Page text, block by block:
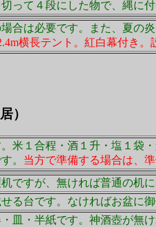
って４段にした物で、縄に付
合は必要です。また、夏の
横長テント。紅白幕付き
）
米１合程・酒１升・塩１袋
。 当方で準備する場合は、
ですが、無ければ普通の机
る台です。なければお盆に
皿・半紙です。神酒壺が無